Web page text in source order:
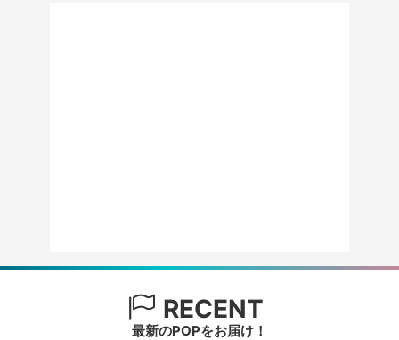
RECENT
最新のPOPをお届け！